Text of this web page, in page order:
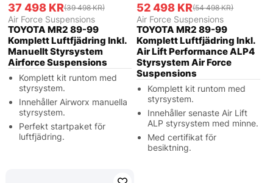
37 498 KR(39 498 KR)
Air Force Suspensions
TOYOTA MR2 89-99
Komplett Luftfjädring Inkl.
Manuellt Styrsystem
Airforce Suspensions
Komplett kit runtom med
styrsystem.
Innehåller Airworx manuella
styrsystem.
Perfekt startpaket för
luftfjädring.
52 498 KR(54 498 KR)
Air Force Suspensions
TOYOTA MR2 89-99
Komplett Luftfjädring Inkl.
Air Lift Performance ALP4
Styrsystem Air Force
Suspensions
Komplett kit runtom med
styrsystem.
Innehåller senaste Air Lift
ALP styrsystem med minne.
Med certifikat för
besiktning.